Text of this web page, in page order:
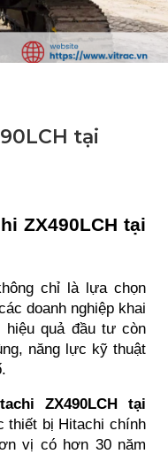
tại
ZX490LCH tại
chỉ là lựa chọn
doanh nghiệp khai
hiệu quả đầu tư còn
năng lực kỹ thuật
ZX490LCH tại
thiết bị Hitachi chính
vị có hơn 30 năm